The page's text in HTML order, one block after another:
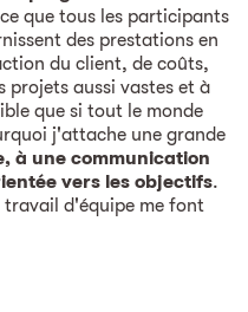
que tous les participants
des prestations en
du client, de coûts,
projets aussi vastes et à
que si tout le monde
j'attache une grande
à une communication
vers les objectifs.
d'équipe me font